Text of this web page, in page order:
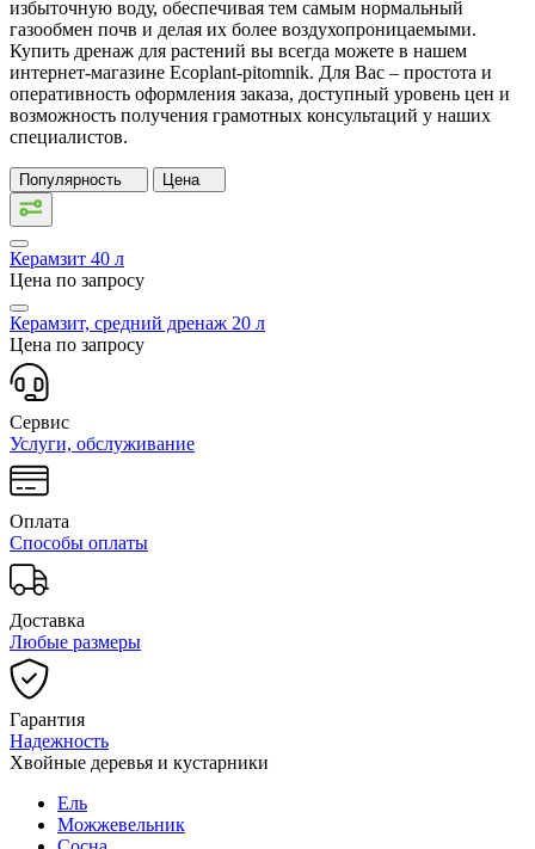
избыточную воду, обеспечивая тем самым нормальный
газообмен почв и делая их более воздухопроницаемыми.
Купить дренаж для растений вы всегда можете в нашем
интернет-магазине Ecoplant-pitomnik. Для Вас – простота и
оперативность оформления заказа, доступный уровень цен и
возможность получения грамотных консультаций у наших
специалистов.
Популярность Цена
Керамзит 40 л
Цена по запросу
Керамзит, средний дренаж 20 л
Цена по запросу
Сервис
Услуги, обслуживание
Оплата
Способы оплаты
Доставка
Любые размеры
Гарантия
Надежность
Хвойные деревья и кустарники
Ель
Можжевельник